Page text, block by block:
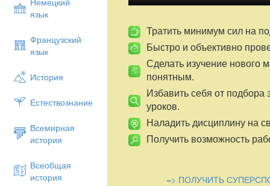
язык
Французский
язык
История
Естествознание
Всемирная
история
Всеобщая
история
Тратить минимум сил на
Быстро и объективно
Сделать изучение нового
понятным.
Избавить себя от подбора
уроков.
Наладить дисциплину на
Получить возможность
=> ПОЛУЧИТЬ